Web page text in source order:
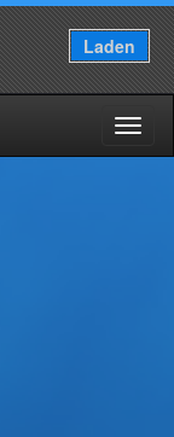
Laden